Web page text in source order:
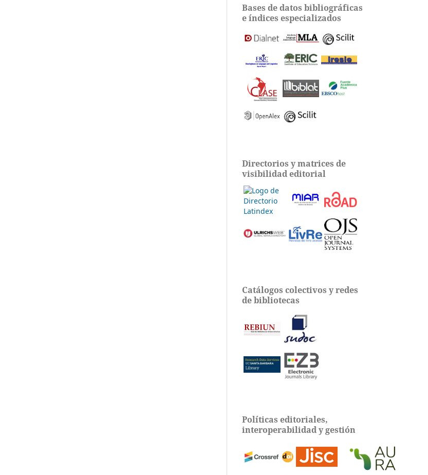
Bases de datos bibliográficas
e índices especializados
Directorios y matrices de
visibilidad editorial
Catálogos colectivos y redes
de bibliotecas
Políticas editoriales,
interoperabilidad y gestión